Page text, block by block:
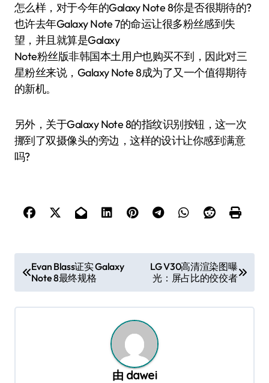
怎么样，对于今年的Galaxy Note 8你是否很期待的?
也许去年Galaxy Note 7的命运让很多粉丝感到失
望，并且就算是Galaxy
Note粉丝版非韩国本土用户也购买不到，因此对三
星粉丝来说，Galaxy Note 8成为了又一个值得期待
的新机。
另外，关于Galaxy Note 8的指纹识别按钮，这一次
挪到了双摄像头的旁边，这样的设计让你感到满意
吗?
章
导
Evan Blass证实 Galaxy
Note 8最终规格
LG V30高清渲染图曝
光：屏占比的佼佼者
由 dawei